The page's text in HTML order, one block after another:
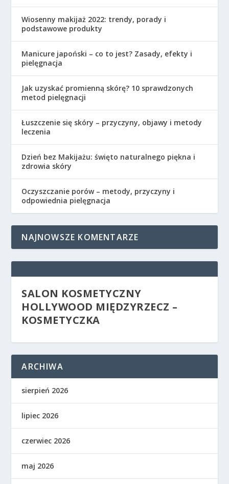
Wiosenny makijaż 2022: trendy, porady i
podstawowe produkty
Manicure japoński – co to jest? Zasady, efekty i
pielęgnacja
Jak uzyskać promienną skórę? 10 sprawdzonych
metod pielęgnacji
Łuszczenie się skóry – przyczyny, objawy i metody
leczenia
Dzień bez Makijażu: święto naturalnego piękna i
zdrowia skóry
Oczyszczanie porów – metody, przyczyny i
odpowiednia pielęgnacja
NAJNOWSZE KOMENTARZE
SALON KOSMETYCZNY
HOLLYWOOD MIĘDZYRZECZ –
KOSMETYCZKA
ARCHIWA
sierpień 2026
lipiec 2026
czerwiec 2026
maj 2026